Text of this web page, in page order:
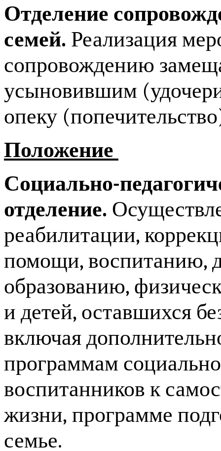
Отделение
семей. Реализация
сопровождению
усыновившим
опеку
Положение
Социально-
отделение.
реабилитации,
помощи, воспитанию,
образованию,
и детей, оставшихся
включая
программам
воспитанников к
жизни, программе
семье.